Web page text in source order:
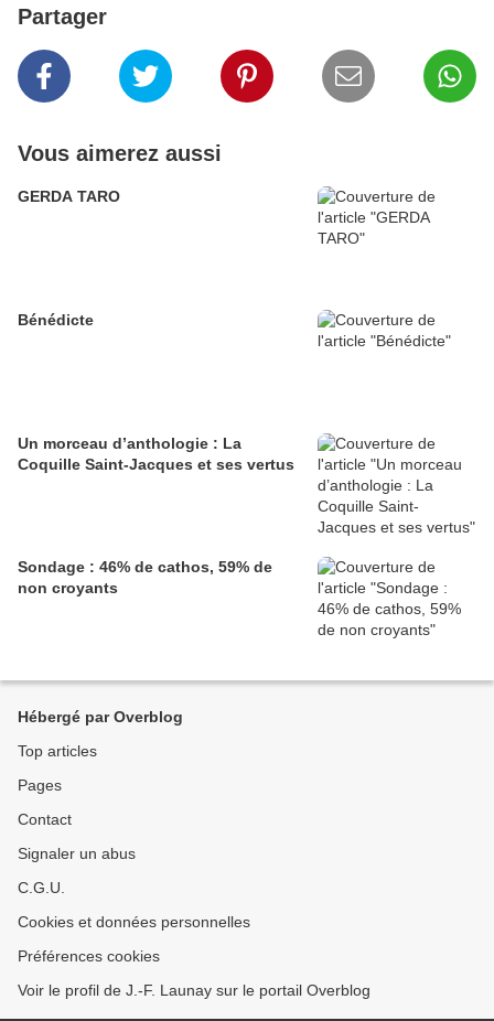
Partager
Vous aimerez aussi
GERDA TARO
Bénédicte
Un morceau d’anthologie : La
Coquille Saint-Jacques et ses vertus
Sondage : 46% de cathos, 59% de
non croyants
Hébergé par Overblog
Top articles
Pages
Contact
Signaler un abus
C.G.U.
Cookies et données personnelles
Préférences cookies
Voir le profil de J.-F. Launay sur le portail Overblog